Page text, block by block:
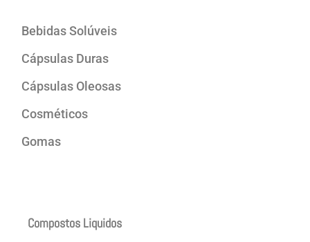
Bebidas Solúveis
Cápsulas Duras
Cápsulas Oleosas
Cosméticos
Gomas
Compostos Liquidos